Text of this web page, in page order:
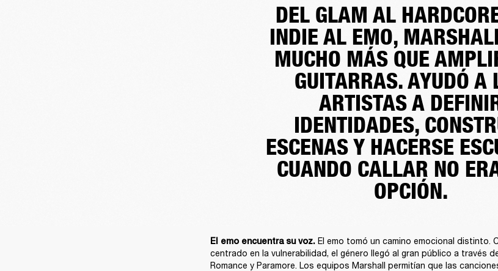
DEL GLAM AL
INDIE AL EMO,
MUCHO MÁS QUE
GUITARRAS. AYUDÓ A
ARTISTAS A
IDENTIDADES,
ESCENAS Y HACERSE
CUANDO CALLAR NO
OPCIÓN.
El emo encuentra su voz. El emo tomó un camino emocional distinto.
centrado en la vulnerabilidad, el género llegó al gran público a través
Romance y Paramore. Los equipos Marshall permitían que las